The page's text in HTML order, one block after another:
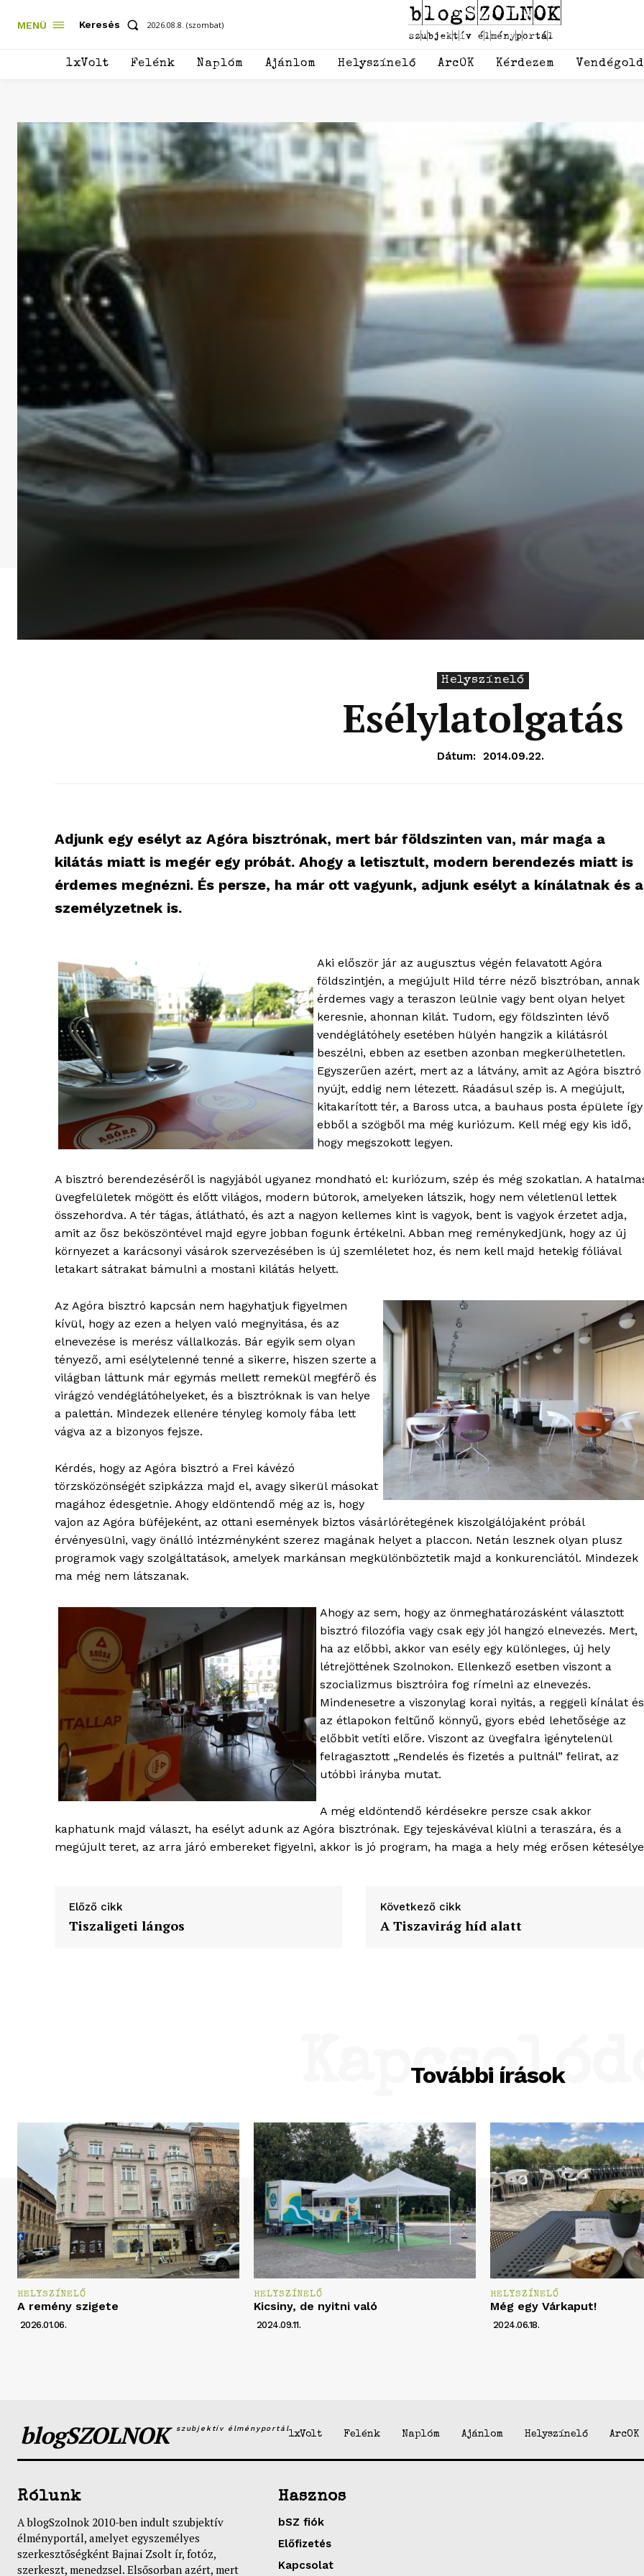
blogSZOLNOK
szubjektív
ELŐFIZETÉS
Hasznos
Előfizetés
Kapcsolat
Adatkezelési tájékoztató
Hirdetés
MENÜ Keresés 2026.08.8. (szombat)
1xVolt Felénk Naplóm Ajánlom Helyszínelő ArcOK Kérdezem
Helyszínelő
Esélylatolgatás
Dátum: 2014.09.22.
Adjunk egy esélyt az Agóra bisztrónak, mert bár földszinten van, már maga a
kilátás miatt is megér egy próbát. Ahogy a letisztult, modern berendezés miatt is
érdemes megnézni. És persze, ha már ott vagyunk, adjunk esélyt a kínálatnak és a
személyzetnek is.
Aki először jár az augusztus végén felavatott Agóra
földszintjén, a megújult Hild térre néző bisztróban, annak
érdemes vagy a teraszon leülnie vagy bent olyan helyet
keresnie, ahonnan kilát. Tudom, egy földszinten lévő
vendéglátóhely esetében hülyén hangzik a kilátásról
beszélni, ebben az esetben azonban megkerülhetetlen.
Egyszerűen azért, mert az a látvány, amit az Agóra bisztró
nyújt, eddig nem létezett. Ráadásul szép is. A megújult,
kitakarított tér, a Baross utca, a bauhaus posta épülete így
ebből a szögből ma még kuriózum. Kell még egy kis idő,
hogy megszokott legyen.
A bisztró berendezéséről is nagyjából ugyanez mondható el: kuriózum, szép és még szokatlan. A
üvegfelületek mögött és előtt világos, modern bútorok, amelyeken látszik, hogy nem véletlenül lettek
összehordva. A tér tágas, átlátható, és azt a nagyon kellemes kint is vagyok, bent is vagyok érzetet adja,
amit az ősz beköszöntével majd egyre jobban fogunk értékelni. Abban meg reménykedjünk, hogy az új
környezet a karácsonyi vásárok szervezésében is új szemléletet hoz, és nem kell majd hetekig fóliával
letakart sátrakat bámulni a mostani kilátás helyett.
Az Agóra bisztró kapcsán nem hagyhatjuk figyelmen
kívül, hogy az ezen a helyen való megnyitása, és az
elnevezése is merész vállalkozás. Bár egyik sem olyan
tényező, ami esélytelenné tenné a sikerre, hiszen szerte a
világban láttunk már egymás mellett remekül megférő és
virágzó vendéglátóhelyeket, és a bisztróknak is van helye
a palettán. Mindezek ellenére tényleg komoly fába lett
vágva az a bizonyos fejsze.
Kérdés, hogy az Agóra bisztró a Frei kávézó
törzsközönségét szipkázza majd el, avagy sikerül másokat
magához édesgetnie. Ahogy eldöntendő még az is, hogy
vajon az Agóra büféjeként, az ottani események biztos vásárlórétegének kiszolgálójaként próbál
érvényesülni, vagy önálló intézményként szerez magának helyet a placcon. Netán lesznek olyan plusz
programok vagy szolgáltatások, amelyek markánsan megkülönböztetik majd a konkurenciától. Mindezek
ma még nem látszanak.
Ahogy az sem, hogy az önmeghatározásként választott
bisztró filozófia vagy csak egy jól hangzó elnevezés. Mert,
ha az előbbi, akkor van esély egy különleges, új hely
létrejöttének Szolnokon. Ellenkező esetben viszont a
szocializmus bisztróira fog rímelni az elnevezés.
Mindenesetre a viszonylag korai nyitás, a reggeli kínálat és
az étlapokon feltűnő könnyű, gyors ebéd lehetősége az
előbbit vetíti előre. Viszont az üvegfalra igénytelenül
felragasztott „Rendelés és fizetés a pultnál” felirat, az
utóbbi irányba mutat.
A még eldöntendő kérdésekre persze csak akkor
kaphatunk majd választ, ha esélyt adunk az Agóra bisztrónak. Egy tejeskávéval kiülni a teraszára, és a
megújult teret, az arra járó embereket figyelni, akkor is jó program, ha maga a hely még erősen
Előző cikk
Tiszaligeti lángos
Következő cikk
A Tiszavirág híd alatt
További írások
HELYSZÍNELŐ
A remény szigete
2026.01.06.
HELYSZÍNELŐ
Kicsiny, de nyitni való
2024.09.11.
HELYSZÍNELŐ
Még egy Várkaput!
2024.06.18.
blogSZOLNOK szubjektív élményportál
1xVolt Felénk Naplóm Ajánlom Helyszínelő ArcOK
Rólunk
A blogSzolnok 2010-ben indult szubjektív
élményportál, amelyet egyszemélyes
szerkesztőségként Bajnai Zsolt ír, fotóz,
szerkeszt, menedzsel. Elsősorban azért, mert
Hasznos
bSZ fiók
Előfizetés
Kapcsolat